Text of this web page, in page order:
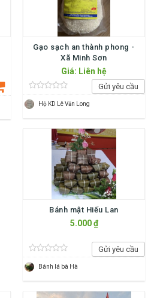
Gạo sạch an thành phong -
Xã Minh Sơn
Giá: Liên hệ
Gửi yêu cầu
Hộ KD Lê Văn Long
Bánh mật Hiếu Lan
5.000 ₫
Gửi yêu cầu
Bánh lá bà Hà